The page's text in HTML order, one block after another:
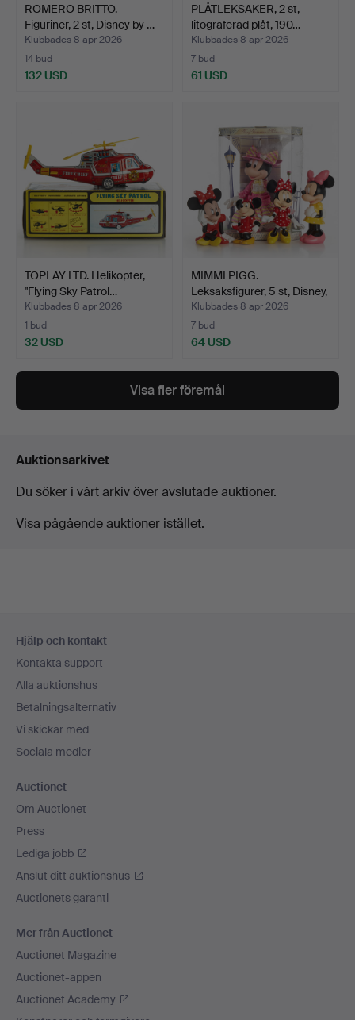
ROMERO BRITTO.
Figuriner, 2 st, Disney by …
Klubbades 8 apr 2026
14 bud
132 USD
PLÅTLEKSAKER, 2 st,
litograferad plåt, 190…
Klubbades 8 apr 2026
7 bud
61 USD
TOPLAY LTD. Helikopter,
"Flying Sky Patrol…
Klubbades 8 apr 2026
1 bud
32 USD
MIMMI PIGG.
Leksaksfigurer, 5 st, Disney,
…
Klubbades 8 apr 2026
7 bud
64 USD
Visa fler föremål
Auktionsarkivet
Du söker i vårt arkiv över avslutade auktioner.
Visa pågående auktioner istället.
Hjälp och kontakt
Kontakta support
Alla auktionshus
Betalningsalternativ
Vi skickar med
Sociala medier
Auctionet
Om Auctionet
Press
Lediga jobb
Anslut ditt auktionshus
Auctionets garanti
Mer från Auctionet
Auctionet Magazine
Auctionet-appen
Auctionet Academy